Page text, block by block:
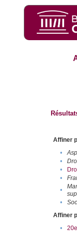
Affiner
•
•
•
•
•
•
Affiner
•